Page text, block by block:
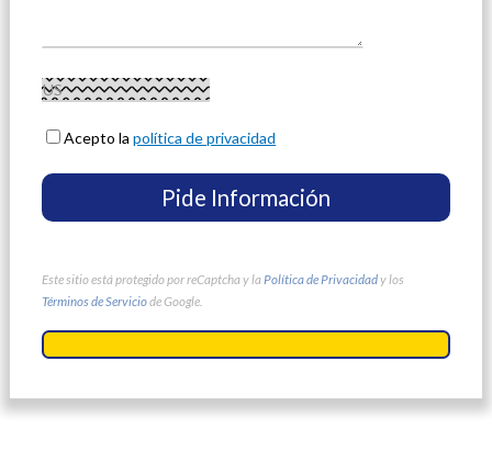
Acepto lapolítica de privacidad
Este sitio está protegido por reCaptcha y la Política de Privacidady los
Términos de Serviciode Google.